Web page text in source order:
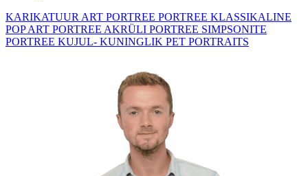
KARIKATUUR ART PORTREE PORTREE KLASSIKALINE
POP ART PORTREE AKRÜLI PORTREE SIMPSONITE
PORTREE KUJUL- KUNINGLIK PET PORTRAITS